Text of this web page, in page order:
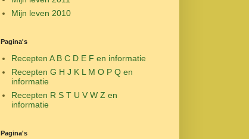
Mijn leven 2010
Pagina's
Recepten A B C D E F en informatie
Recepten G H J K L M O P Q en
informatie
Recepten R S T U V W Z en
informatie
Pagina's